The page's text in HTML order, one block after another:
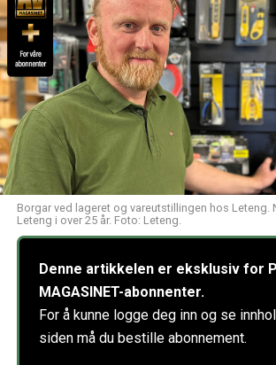
Borgar ved lageret og vareutstillingen hos Leteng.
Leteng i over 25 år. Foto: Leteng.
Denne artikkelen er eksklusiv for
MAGASINET-abonnenter.
For å kunne logge deg inn og se
siden må du bestille abonnement.